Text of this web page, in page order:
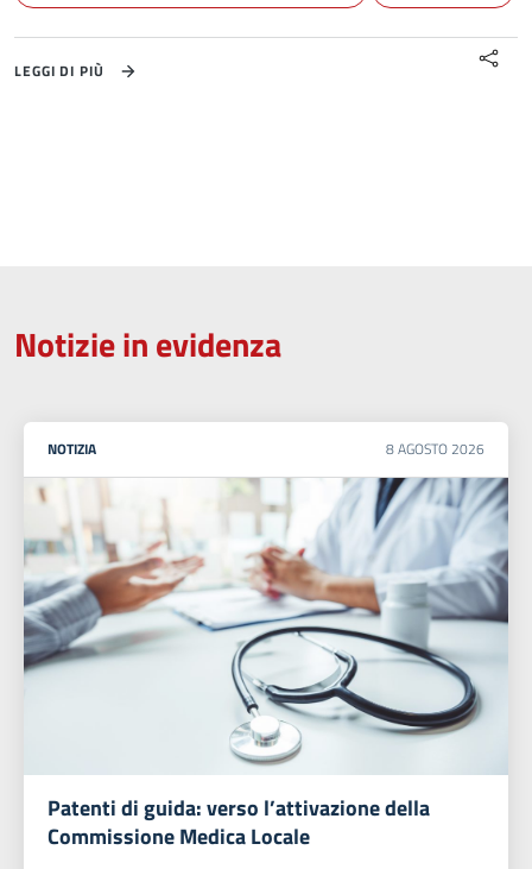
LEGGI DI PIÙ
Notizie in evidenza
NOTIZIA 8AGOSTO 2026
Patenti di guida: verso l’attivazione della
Commissione Medica Locale